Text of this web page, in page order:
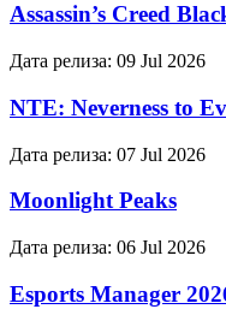
Assassin’s Creed
Дата релиза: 09 Jul 2026
NTE: Neverness to
Дата релиза: 07 Jul 2026
Moonlight Peaks
Дата релиза: 06 Jul 2026
Esports Manager